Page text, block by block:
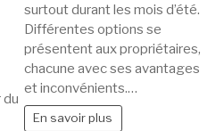
maison
surtout durant les mois d’été.
Différentes options se
présentent aux propriétaires,
chacune avec ses avantages
et inconvénients.…
En savoir plus